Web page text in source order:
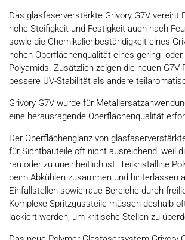
Das glasfaserverstärkte Grivory G7V vereint
hohe Steifigkeit und Festigkeit auch nach
sowie die Chemikalienbeständigkeit eines
hohen Oberflächenqualität eines gering-
Polyamids. Zusätzlich zeigen die neuen
bessere UV-Stabilität als andere
Grivory G7V wurde für
eine herausragende Oberflächenqualität
Der Oberflächenglanz von
für Sichtbauteile oft nicht ausreichend, weil
rau oder zu uneinheitlich ist. Teilkristalline
beim Abkühlen zusammen und hinterlassen
Einfallstellen sowie raue Bereiche durch
Komplexe Spritzgussteile müssen deshalb
lackiert werden, um kritische Stellen zu